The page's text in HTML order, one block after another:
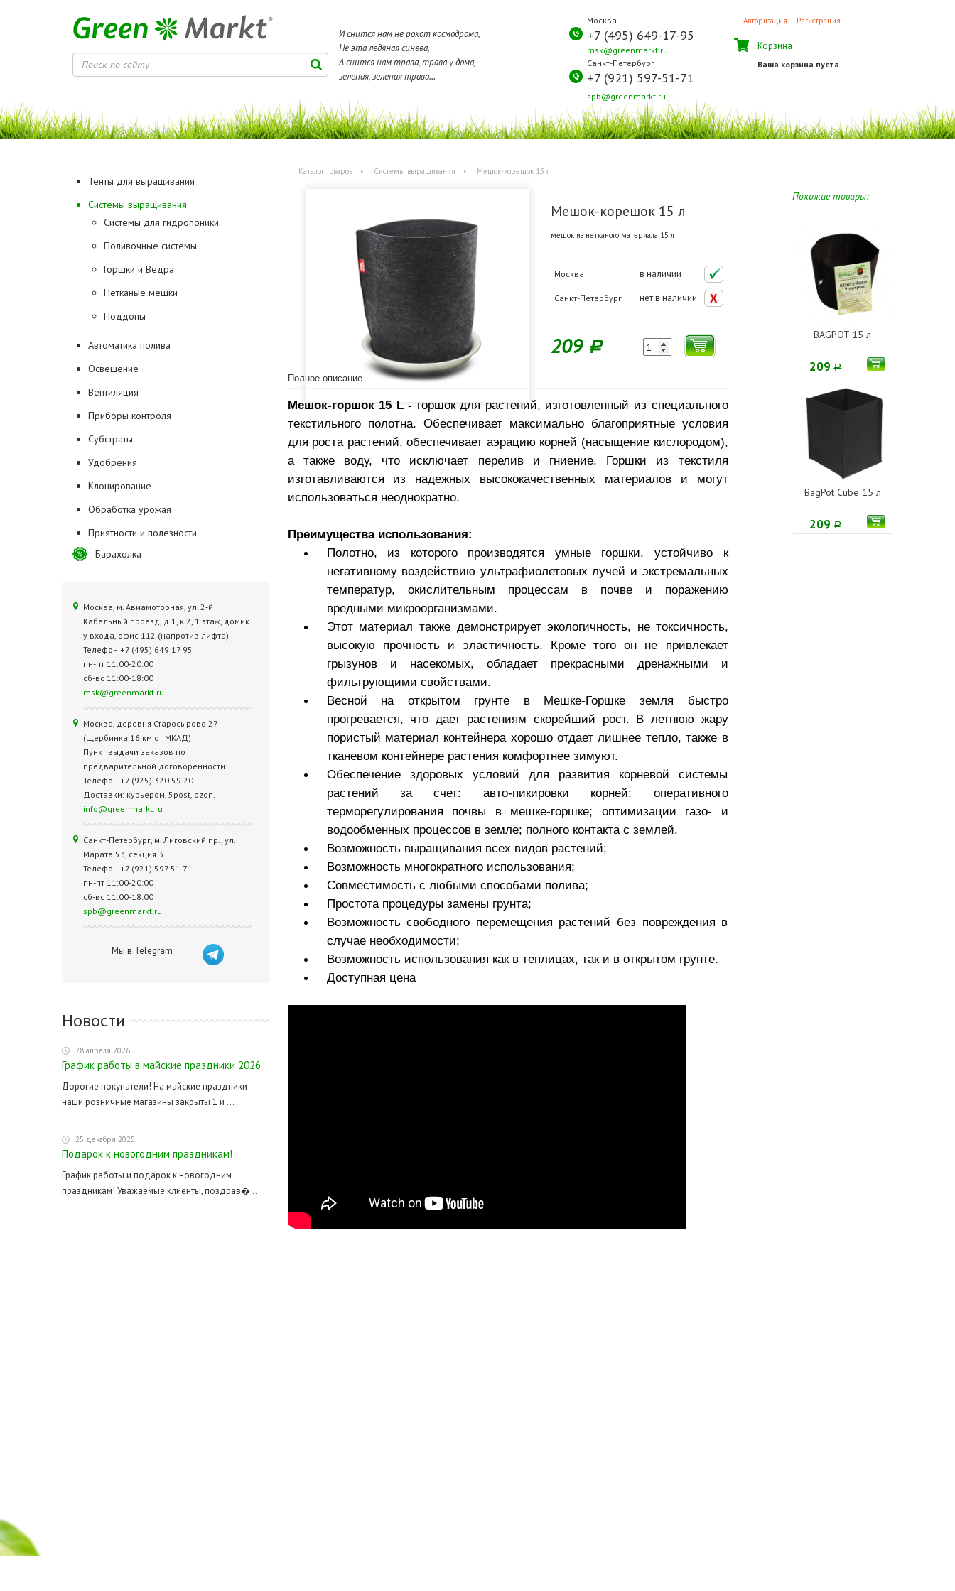
И снится нам не рокот космодрома,
Не эта ледяная синева,
А снится нам трава, трава у дома,
зеленая, зеленая трава...
Москва
+7 (495) 649-17-95
msk@greenmarkt.ru
Санкт-Петербург
+7 (921) 597-51-71
spb@greenmarkt.ru
Авторизация Регистрация
Корзина
Ваша корзина пуста
Тенты для выращивания
Системы выращивания
Системы для гидропоники
Поливочные системы
Горшки и Вёдра
Нетканые мешки
Поддоны
Автоматика полива
Освещение
Вентиляция
Приборы контроля
Субстраты
Удобрения
Клонирование
Обработка урожая
Приятности и полезности
Барахолка
Москва, м. Авиамоторная, ул. 2‑й
Кабельный проезд, д.1, к.2, 1 этаж, домик
у входа, офис 112 (напротив лифта)
Телефон +7 (495) 649 17 95
пн-пт 11:00-20:00
сб-вс 11:00-18:00
msk@greenmarkt.ru
Москва, деревня Старосырово 27
(Щербинка 16 км от МКАД)
Пункт выдачи заказов по
предварительной договоренности.
Телефон +7 (925) 320 59 20
Доставки: курьером, 5post, ozon.
info@greenmarkt.ru
Санкт-Петербург, м. Лиговский пр., ул.
Марата 53, секция 3
Телефон +7 (921) 597 51 71
пн-пт 11:00-20:00
сб-вс 11:00-18:00
spb@greenmarkt.ru
Мы в Telegram
Новости
28 апреля 2026
График работы в майские праздники 2026
Дорогие покупатели! На майские праздники
наши розничные магазины закрыты 1 и ...
25 декабря 2025
Подарок к новогодним праздникам!
График работы и подарок к новогодним
праздникам! Уважаемые клиенты, поздрав� ...
Каталог товаров Системы выращивания Мешок-корешок 15 л
Мешок-корешок 15 л
мешок из нетканого материала 15 л
Москва в наличии
Санкт-Петербург нет в наличии
209 Р
Похожие товары:
BAGPOT 15 л
209Р
BagPot Cube 15 л
209Р
Полное описание
Мешок-горшок 15 L - горшок для растений, изготовленный из специального
текстильного полотна. Обеспечивает максимально благоприятные условия
для роста растений, обеспечивает аэрацию корней (насыщение кислородом),
а также воду, что исключает перелив и гниение. Горшки из текстиля
изготавливаются из надежных высококачественных материалов и могут
использоваться неоднократно.
Преимущества использования:
Полотно, из которого производятся умные горшки, устойчиво к
негативному воздействию ультрафиолетовых лучей и экстремальных
температур, окислительным процессам в почве и поражению
вредными микроорганизмами.
Этот материал также демонстрирует экологичность, не токсичность,
высокую прочность и эластичность. Кроме того он не привлекает
грызунов и насекомых, обладает прекрасными дренажными и
фильтрующими свойствами.
Весной на открытом грунте в Мешке-Горшке земля быстро
прогревается, что дает растениям скорейший рост. В летнюю жару
пористый материал контейнера хорошо отдает лишнее тепло, также в
тканевом контейнере растения комфортнее зимуют.
Обеспечение здоровых условий для развития корневой системы
растений за счет: авто-пикировки корней; оперативного
терморегулирования почвы в мешке-горшке; оптимизации газо- и
водообменных процессов в земле; полного контакта с землей.
Возможность выращивания всех видов растений;
Возможность многократного использования;
Совместимость с любыми способами полива;
Простота процедуры замены грунта;
Возможность свободного перемещения растений без повреждения в
случае необходимости;
Возможность использования как в теплицах, так и в открытом грунте.
Доступная цена